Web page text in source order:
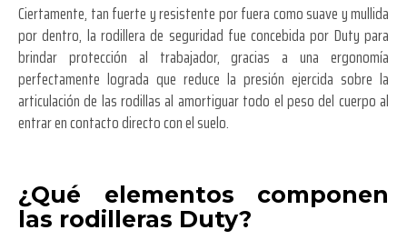
Ciertamente, tan fuerte y resistente por fuera como suave y mullida
por dentro, la rodillera de seguridad fue concebida por Duty para
brindar protección al trabajador, gracias a una ergonomía
perfectamente lograda que reduce la presión ejercida sobre la
articulación de las rodillas al amortiguar todo el peso del cuerpo al
entrar en contacto directo con el suelo.
¿Qué elementos componen
las rodilleras Duty?